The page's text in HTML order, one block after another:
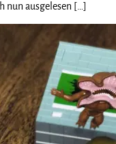
nun ausgelesen […]